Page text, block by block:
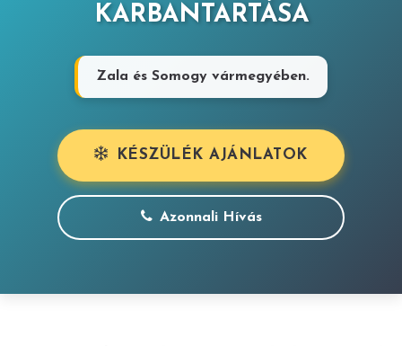
KARBANTARTÁSA
Zala és Somogy vármegyében.
KÉSZÜLÉK AJÁNLATOK
Azonnali Hívás